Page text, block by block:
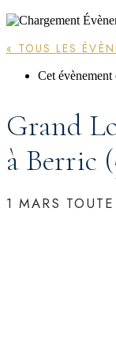
« TOUS LES
Cet évènement
Grand
à Berric
1 MARS